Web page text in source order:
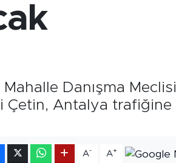
Danışma Meclisi
Çetin, Antalya trafiğine
A- A+